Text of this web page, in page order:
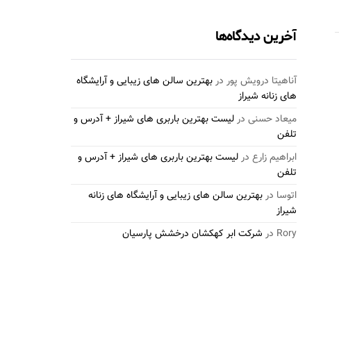
آخرین دیدگاه‌ها
آناهیتا درویش پور دربهترین سالن های زیبایی و آرایشگاه
های زنانه شیراز
میعاد حسنی درلیست بهترین باربری های شیراز + آدرس و
تلفن
ابراهیم زارع درلیست بهترین باربری های شیراز + آدرس و
تلفن
اتوسا دربهترین سالن های زیبایی و آرایشگاه های زنانه
شیراز
Rory در شرکت ابر کهکشان درخشش پارسیان